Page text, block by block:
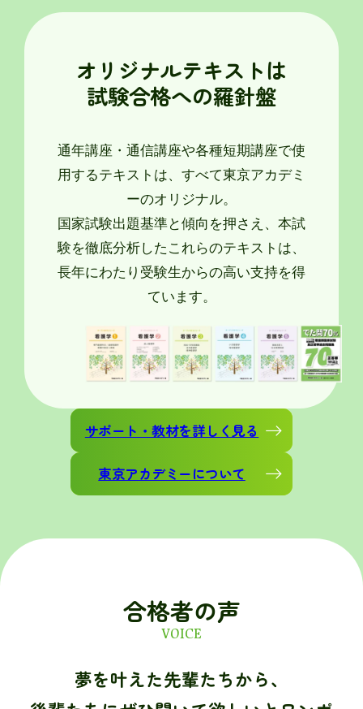
オリジナルテキストは
試験合格への羅針盤
通年講座・通信講座や各種短期講座で使
用するテキストは、すべて東京アカデミ
ーのオリジナル。
国家試験出題基準と傾向を押さえ、本試
験を徹底分析したこれらのテキストは、
長年にわたり受験生からの高い支持を得
ています。
サポート・教材を詳しく見る
東京アカデミーについて
合格者の声
VOICE
夢を叶えた先輩たちから、